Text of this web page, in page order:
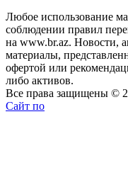
Любое использование
соблюдении правил
на www.br.az. Новости,
материалы,
офертой или
либо активов.
Все права защищены ©
Сайт по